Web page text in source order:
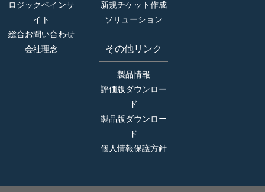
ロジックベインサ
イト
総合お問い合わせ
会社理念
新規チケット作成
ソリューション
その他リンク
製品情報
評価版ダウンロー
ド
製品版ダウンロー
ド
個人情報保護方針